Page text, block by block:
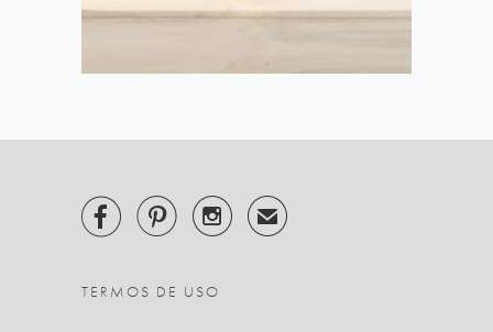
   ✉
TERMOS DE USO